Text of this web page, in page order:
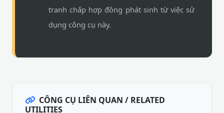
tranh chấp hợp đồng phát sinh từ việc sử
dụng công cụ này.
CÔNG CỤ LIÊN QUAN / RELATED
UTILITIES